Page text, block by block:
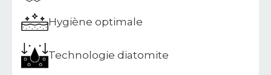
Hygiène optimale
Technologie diatomite